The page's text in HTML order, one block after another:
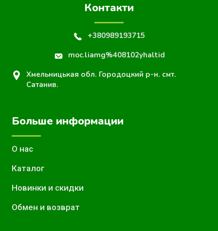
Контакти
+380989193715
moc.liamg%408102yhaltid
Хмельницькая обл. Городоцкий р-н. смт.
Сатанив.
Больше информации
О нас
Каталог
Новинки и скидки
Обмен и возврат